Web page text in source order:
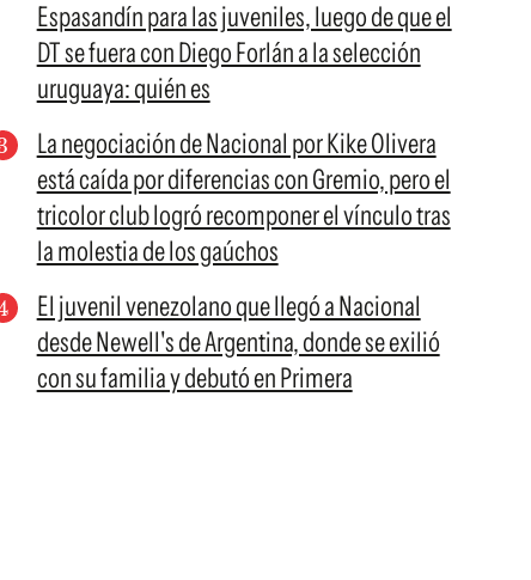
Espasandín para las juveniles, luego de que el
DT se fuera con Diego Forlán a la selección
uruguaya: quién es
La negociación de Nacional por Kike Olivera
está caída por diferencias con Gremio, pero el
tricolor club logró recomponer el vínculo tras
la molestia de los gaúchos
El juvenil venezolano que llegó a Nacional
desde Newell's de Argentina, donde se exilió
con su familia y debutó en Primera